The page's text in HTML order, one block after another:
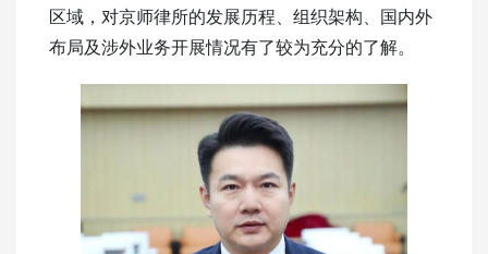
区域，对京师律所的发展历程、组织架构、国内外
布局及涉外业务开展情况有了较为充分的了解。